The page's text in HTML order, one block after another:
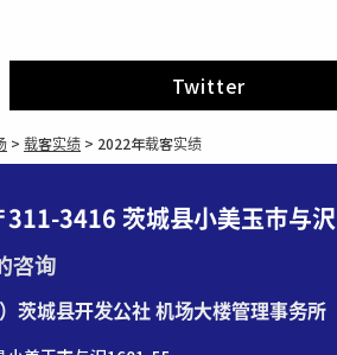
Twitter
> 载客实绩 > 2022年载客实绩
3416 茨城县小美玉市与
咨询
茨城县开发公社 机场大楼管理事务所